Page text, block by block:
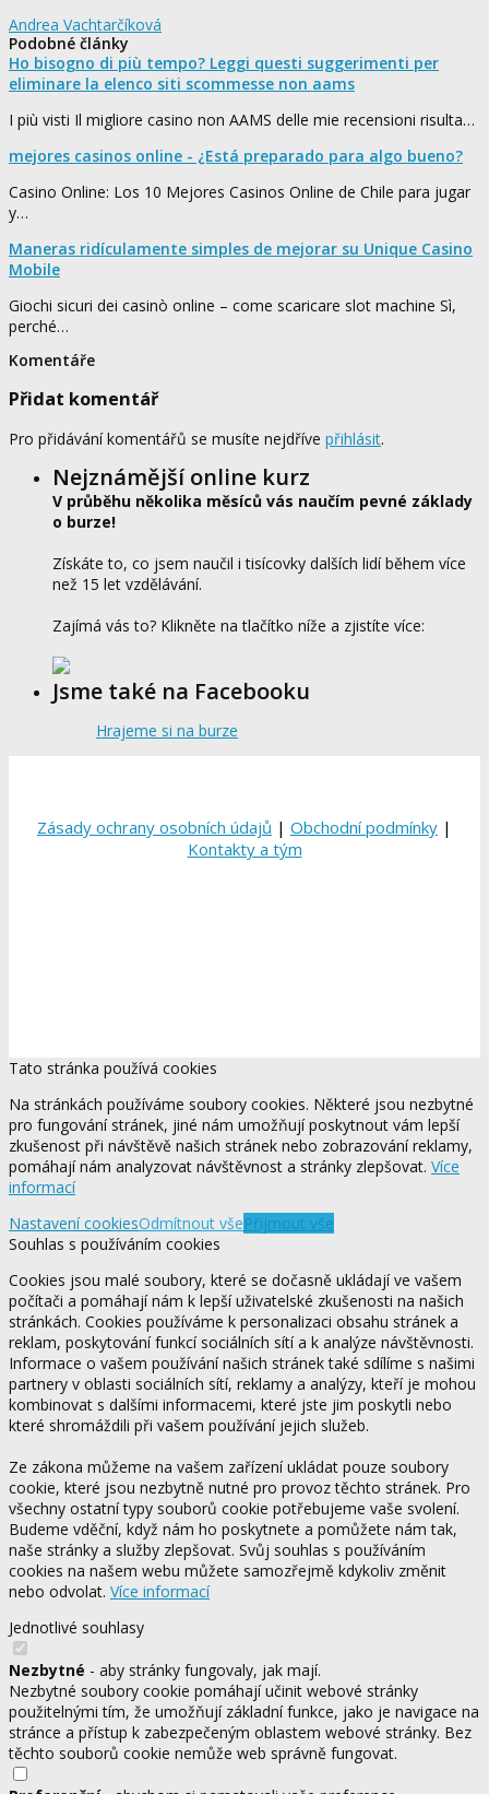
Andrea Vachtarčíková
Podobné články
Ho bisogno di più tempo? Leggi questi suggerimenti per
eliminare la elenco siti scommesse non aams
I più visti Il migliore casino non AAMS delle mie recensioni risulta…
mejores casinos online - ¿Está preparado para algo bueno?
Casino Online: Los 10 Mejores Casinos Online de Chile para jugar
y…
Maneras ridículamente simples de mejorar su Unique Casino
Mobile
Giochi sicuri dei casinò online – come scaricare slot machine Sì,
perché…
Komentáře
Přidat komentář
Pro přidávání komentářů se musíte nejdříve přihlásit.
Nejznámější online kurz
V průběhu několika měsíců vás naučím pevné základy
o burze!
Získáte to, co jsem naučil i tisícovky dalších lidí během více
než 15 let vzdělávání.
Zajímá vás to? Klikněte na tlačítko níže a zjistíte více:
Jsme také na Facebooku
Hrajeme si na burze
Zásady ochrany osobních údajů | Obchodní podmínky |
Kontakty a tým
Tato stránka používá cookies
Na stránkách používáme soubory cookies. Některé jsou nezbytné
pro fungování stránek, jiné nám umožňují poskytnout vám lepší
zkušenost při návštěvě našich stránek nebo zobrazování reklamy,
pomáhají nám analyzovat návštěvnost a stránky zlepšovat. Více
informací
Nastavení cookiesOdmítnout všePřijmout vše
Souhlas s používáním cookies
Cookies jsou malé soubory, které se dočasně ukládají ve vašem
počítači a pomáhají nám k lepší uživatelské zkušenosti na našich
stránkách. Cookies používáme k personalizaci obsahu stránek a
reklam, poskytování funkcí sociálních sítí a k analýze návštěvnosti.
Informace o vašem používání našich stránek také sdílíme s našimi
partnery v oblasti sociálních sítí, reklamy a analýzy, kteří je mohou
kombinovat s dalšími informacemi, které jste jim poskytli nebo
které shromáždili při vašem používání jejich služeb.
Ze zákona můžeme na vašem zařízení ukládat pouze soubory
cookie, které jsou nezbytně nutné pro provoz těchto stránek. Pro
všechny ostatní typy souborů cookie potřebujeme vaše svolení.
Budeme vděční, když nám ho poskytnete a pomůžete nám tak,
naše stránky a služby zlepšovat. Svůj souhlas s používáním
cookies na našem webu můžete samozřejmě kdykoliv změnit
nebo odvolat. Více informací
Jednotlivé souhlasy
Nezbytné - aby stránky fungovaly, jak mají.
Nezbytné soubory cookie pomáhají učinit webové stránky
použitelnými tím, že umožňují základní funkce, jako je navigace na
stránce a přístup k zabezpečeným oblastem webové stránky. Bez
těchto souborů cookie nemůže web správně fungovat.